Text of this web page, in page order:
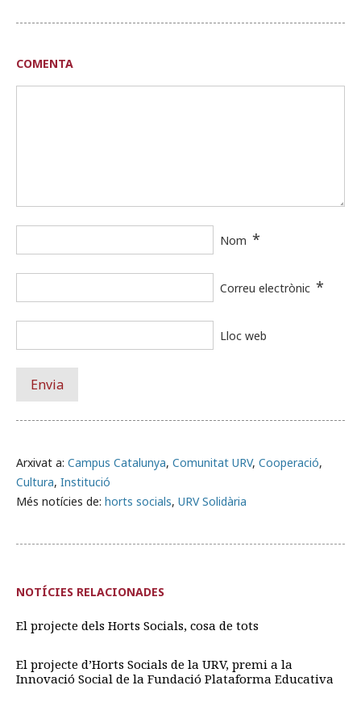
Arxivat a: Campus Catalunya, Comunitat URV, Cooperació,
Cultura, Institució
Més notícies de: horts socials, URV Solidària
COMENTA
Nom *
Correu electrònic *
Lloc web
NOTÍCIES RELACIONADES
El projecte dels Horts Socials, cosa de tots
El projecte d’Horts Socials de la URV, premi a la
Innovació Social de la Fundació Plataforma Educativa